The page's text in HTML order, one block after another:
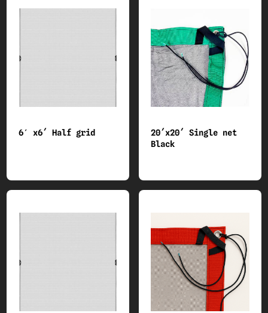
6′ x6´ Half grid
20´x20´ Single net
Black